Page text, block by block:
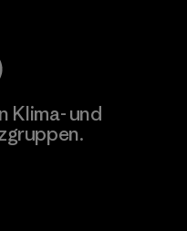
Klima- und